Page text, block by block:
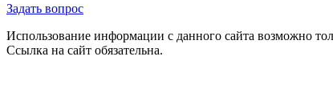
Задать вопрос
Использование информации с данного сайта возможно
Ссылка на сайт обязательна.